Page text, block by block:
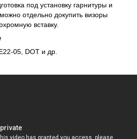
под установку гарнитуры и
отдельно докупить визоры
вставку.
05, DOT и др.